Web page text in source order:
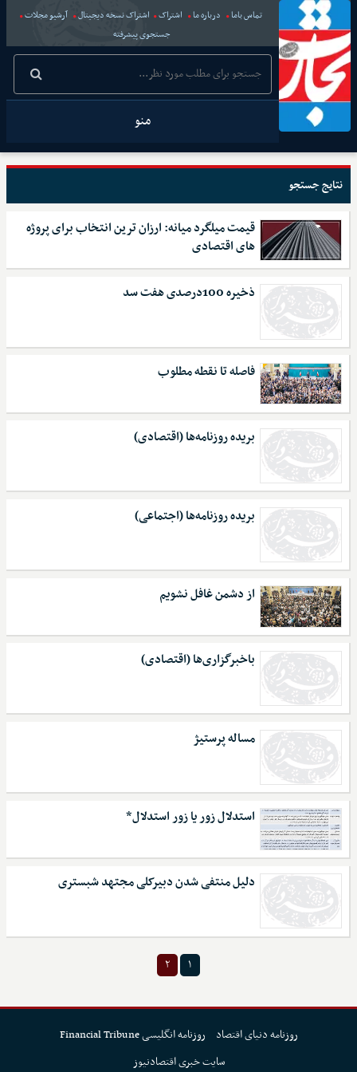
تماس باما درباره ما اشتراک اشتراک نسخه دیجیتال
آرشیو مجلات
جستجوی پیشرفته
منو
نتایج جستجو
قیمت میلگرد میانه: ارزان ترین انتخاب برای پروژه
های اقتصادی
ذخیره 100درصدی هفت سد
فاصله تا نقطه مطلوب
بریده روزنامه‌ها (اقتصادی)
بریده روزنامه‌ها (اجتماعی)
از دشمن غافل نشویم
باخبرگزاری‌ها (اقتصادی)
مساله پرستیژ
استدلال زور یا زور استدلال*
دلیل منتفی شدن دبیرکلی مجتهد شبستری
۱ ۲
روزنامه دنیای اقتصاد
روزنامه انگلیسی Financial Tribune
سایت خبری اقتصادنیوز